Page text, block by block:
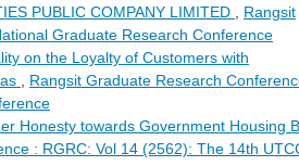
PUBLIC COMPANY LIMITED
Rangsit
Graduate Research Conference
on the Loyalty of Customers with
Rangsit Graduate Research
Honesty towards Government Housing
: RGRC: Vol 14 (2562): The 14th